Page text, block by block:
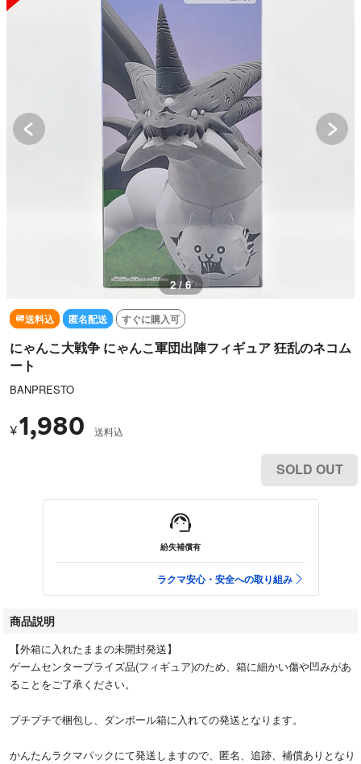
2 / 6
送料込 匿名配送 すぐに購入可
にゃんこ大戦争 にゃんこ軍団出陣フィギュア 狂乱のネコム
ート
BANPRESTO
¥1,980 送料込
SOLD OUT
紛失補償有
ラクマ安心・安全への取り組み
商品説明
【外箱に入れたままの未開封発送】
ゲームセンタープライズ品(フィギュア)のため、箱に細かい傷や凹みがあ
ることをご了承ください。
プチプチで梱包し、ダンボール箱に入れての発送となります。
かんたんラクマパックにて発送しますので、匿名、追跡、補償ありとなり